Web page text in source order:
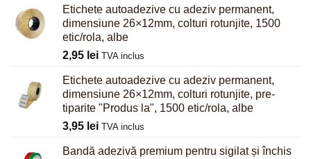
Etichete autoadezive cu adeziv permanent,
dimensiune 26×12mm, colturi rotunjite, 1500
etic/rola, albe
2,95 lei TVA inclus
Etichete autoadezive cu adeziv permanent,
dimensiune 26×12mm, colturi rotunjite, pre-
tiparite "Produs la", 1500 etic/rola, albe
3,95 lei TVA inclus
Bandă adezivă premium pentru sigilat și închis